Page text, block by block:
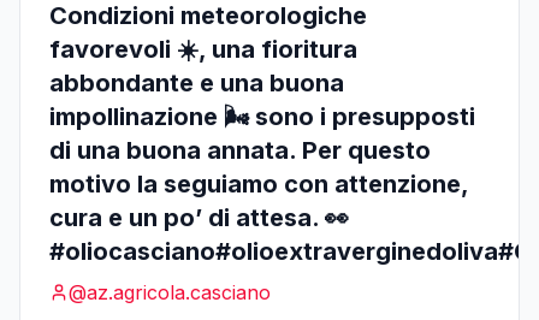
Condizioni meteorologiche
favorevoli ☀️, una fioritura
abbondante e una buona
impollinazione 🌬️ sono i presupposti
di una buona annata. Per questo
motivo la seguiamo con attenzione,
cura e un po’ di attesa. 👀
@az.agricola.casciano